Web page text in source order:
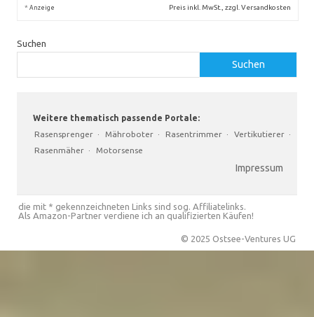
* Anzeige Preis inkl. MwSt., zzgl. Versandkosten
Suchen
Suchen
Weitere thematisch passende Portale:
Rasensprenger · Mähroboter · Rasentrimmer · Vertikutierer ·
Rasenmäher · Motorsense
Impressum
die mit * gekennzeichneten Links sind sog. Affiliatelinks.
Als Amazon-Partner verdiene ich an qualifizierten Käufen!
© 2025 Ostsee-Ventures UG